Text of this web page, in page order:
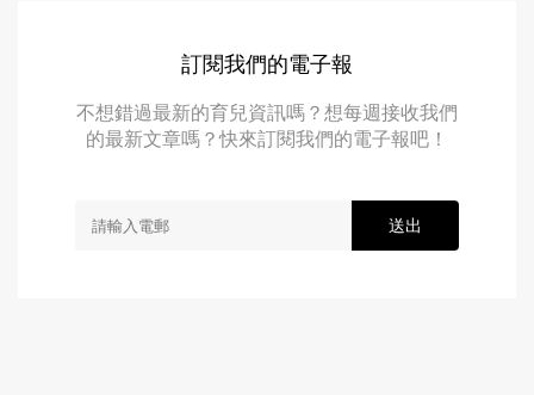
訂閱我們的電子報
不想錯過最新的育兒資訊嗎？想每週接收我們
的最新文章嗎？快來訂閱我們的電子報吧！
送出